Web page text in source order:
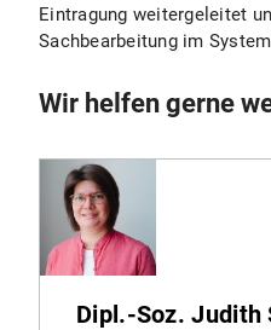
Eintragung weitergeleitet
Sachbearbeitung im
Wir helfen gerne
Dipl.-Soz. Judith